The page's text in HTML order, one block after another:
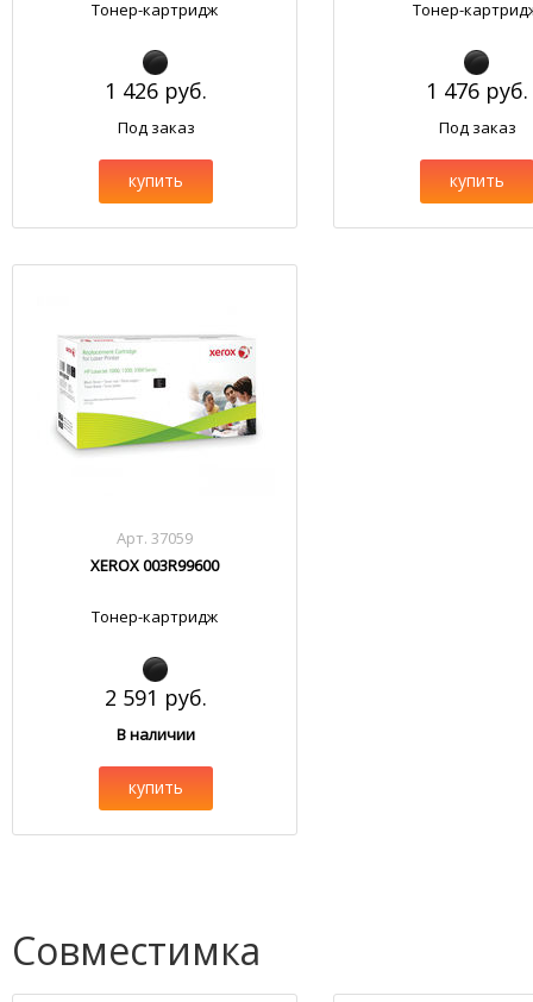
Тонер-картридж
1 426 руб.
Под заказ
купить
Тонер-
1 476 руб.
Под заказ
купить
Арт. 37059
XEROX 003R99600
Тонер-картридж
2 591 руб.
В наличии
купить
Совместимка